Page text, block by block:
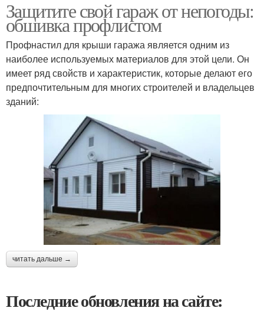
Защитите свой гараж от непогоды:
обшивка профлистом
Профнастил для крыши гаража является одним из
наиболее используемых материалов для этой цели. Он
имеет ряд свойств и характеристик, которые делают его
предпочтительным для многих строителей и владельцев
зданий:
читать дальше →
Последние обновления на сайте: